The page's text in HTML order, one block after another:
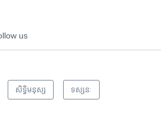
us
សិទ្ធិ​មនុស្ស ទស្សនៈ